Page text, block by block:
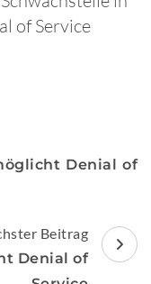
of Service
Denial of
Beitrag
Denial of